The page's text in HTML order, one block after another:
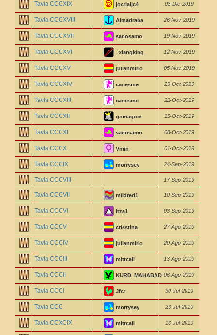
Tavla CCCXIX jocrialjc4 03-Dic-2019
Tavla CCCXVIII Almadraba 26-Nov-2019
Tavla CCCXVII sadosamo 19-Nov-2019
Tavla CCCXVI _xiangking_ 12-Nov-2019
Tavla CCCXV julianmirlo 05-Nov-2019
Tavla CCCXIV cariesme 29-Oct-2019
Tavla CCCXIII cariesme 22-Oct-2019
Tavla CCCXII gomagom 15-Oct-2019
Tavla CCCXI sadosamo 08-Oct-2019
Tavla CCCX Vmjn 01-Oct-2019
Tavla CCCIX morrysey 24-Sep-2019
Tavla CCCVIII 17-Sep-2019
Tavla CCCVII mildred1 10-Sep-2019
Tavla CCCVI itza1 03-Sep-2019
Tavla CCCV crisstina 27-Ago-2019
Tavla CCCIV julianmirlo 20-Ago-2019
Tavla CCCIII mittcali 13-Ago-2019
Tavla CCCII KURD_MAHABAD 06-Ago-2019
Tavla CCCI Jfcr 30-Jul-2019
Tavla CCC morrysey 23-Jul-2019
Tavla CCXCIX mittcali 16-Jul-2019